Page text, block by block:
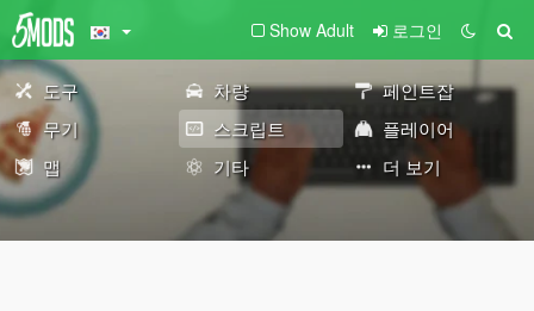
Show Adult 로그인
도구 차량
페인트잡
무기
스크립트
플레이어
맵
기타 더 보기